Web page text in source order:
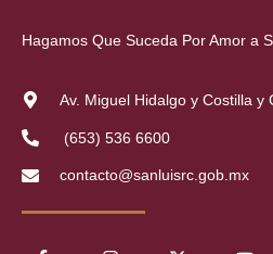
Hagamos Que Suceda Por Amor a
Av. Miguel Hidalgo y Costilla y
(653) 536 6600
contacto@sanluisrc.gob.mx